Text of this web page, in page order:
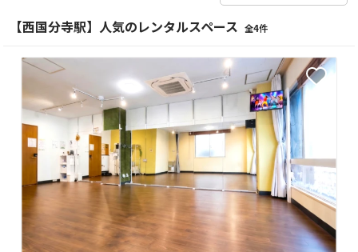
【西国分寺駅】人気のレンタルスペース 全4件